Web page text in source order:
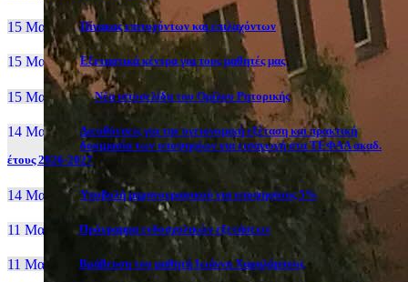
15 Μαι, 26 Πίνακας επιτυχόντων και επιλαχόντων
15 Μαι, 26 Εξεταστικά κέντρα για τους μαθητές μας
15 Μαι, 2026 Νέα ιστοσελίδα του Ομίλου Ρητορικής
14 Μαι, 26
Διευθύνσεις για την υγειονομική εξέταση και πρακτική
δοκιμασία των υποψηφίων για εισαγωγή στα ΤΕΦΑΑ ακαδ.
έτους 2026-2027
14 Μαι, 26 Yποβολή μηχανογραφικού για υποψηφίους 5%
11 Μαι, 26 Πρόγραμμα ενδοσχολικών εξετάσεων
11 Μαι, 26 Βράβευση του μαθητή Ιωάννη Χαραλάμπους